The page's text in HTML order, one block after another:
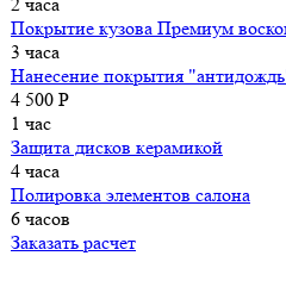
Покрытие кузова Премиум
3 часа
Нанесение покрытия
4 500 P
1 час
Защита дисков керамикой
4 часа
Полировка элементов салона
6 часов
Заказать расчет